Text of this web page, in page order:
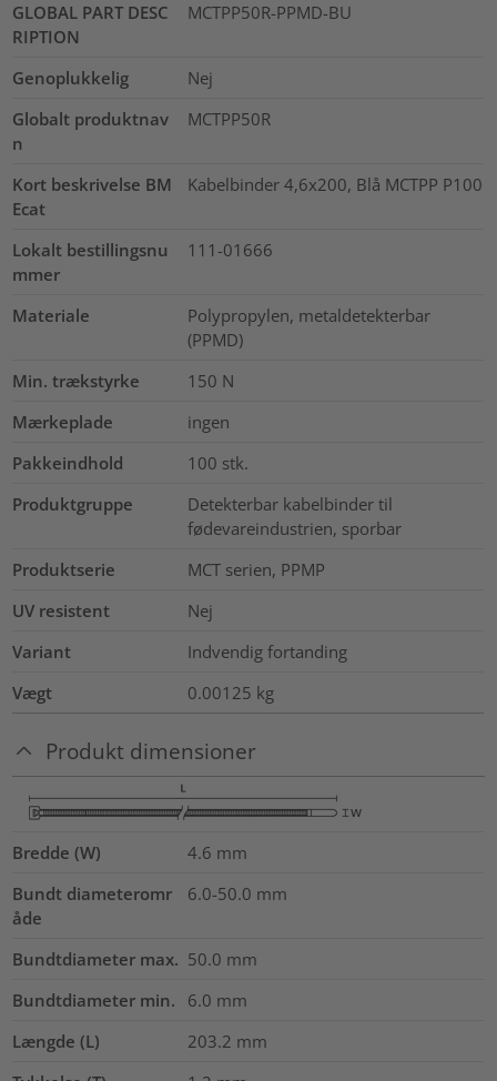
GLOBAL PART DESC
RIPTION
MCTPP50R-PPMD-BU
Genoplukkelig
Nej
Globalt produktnav
n
MCTPP50R
Kort beskrivelse BM
Ecat
Kabelbinder 4,6x200, Blå MCTPP P100
Lokalt bestillingsnu
mmer
111-01666
Materiale
Polypropylen, metaldetekterbar
(PPMD)
Min. trækstyrke
150 N
Mærkeplade
ingen
Pakkeindhold
100 stk.
Produktgruppe
Detekterbar kabelbinder til
fødevareindustrien, sporbar
Produktserie
MCT serien, PPMP
UV resistent
Nej
Variant
Indvendig fortanding
Vægt
0.00125 kg
Produkt dimensioner
Bredde (W) 4.6 mm
Bundt diameteromr
åde
6.0-50.0 mm
Bundtdiameter max. 50.0 mm
Bundtdiameter min.
6.0 mm
Længde (L)
203.2 mm